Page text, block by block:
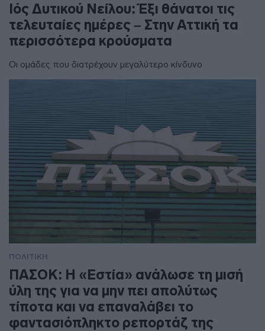
Ιός Δυτικού Νείλου: Έξι θάνατοι τις
τελευταίες ημέρες – Στην Αττική τα
περισσότερα κρούσματα
Οι ομάδες που διατρέχουν μεγαλύτερο κίνδυνο
ΠΟΛΙΤΙΚΗ
ΠΑΣΟΚ: Η «Εστία» ανάλωσε τη μισή
ύλη της για να μην πει απολύτως
τίποτα και να επαναλάβει το
φαντασιόπληκτο ρεπορτάζ της